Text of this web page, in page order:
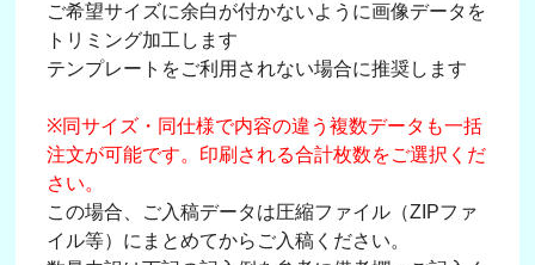
ご希望サイズに余白が付かないように画像データを
トリミング加工します
テンプレートをご利用されない場合に推奨します
※同サイズ・同仕様で内容の違う複数データも一括
注文が可能です。印刷される合計枚数をご選択くだ
さい。
この場合、ご入稿データは圧縮ファイル（ZIPファ
イル等）にまとめてからご入稿ください。